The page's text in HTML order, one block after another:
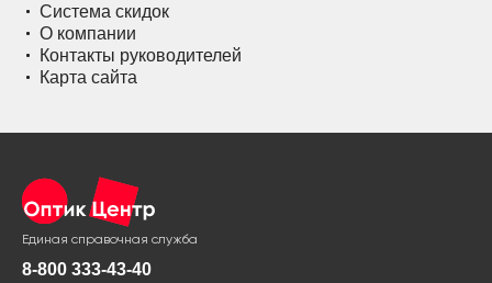
Система скидок
О компании
Контакты руководителей
Карта сайта
Единая справочная служба
8-800 333-43-40